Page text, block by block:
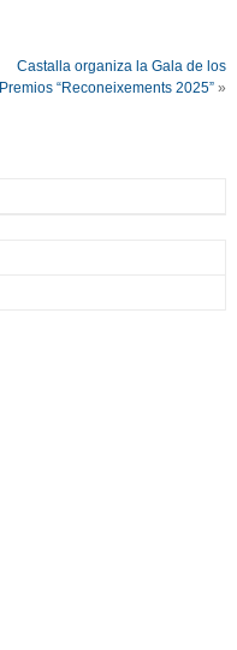
Castalla organiza la Gala de los
Premios “Reconeixements 2025” »